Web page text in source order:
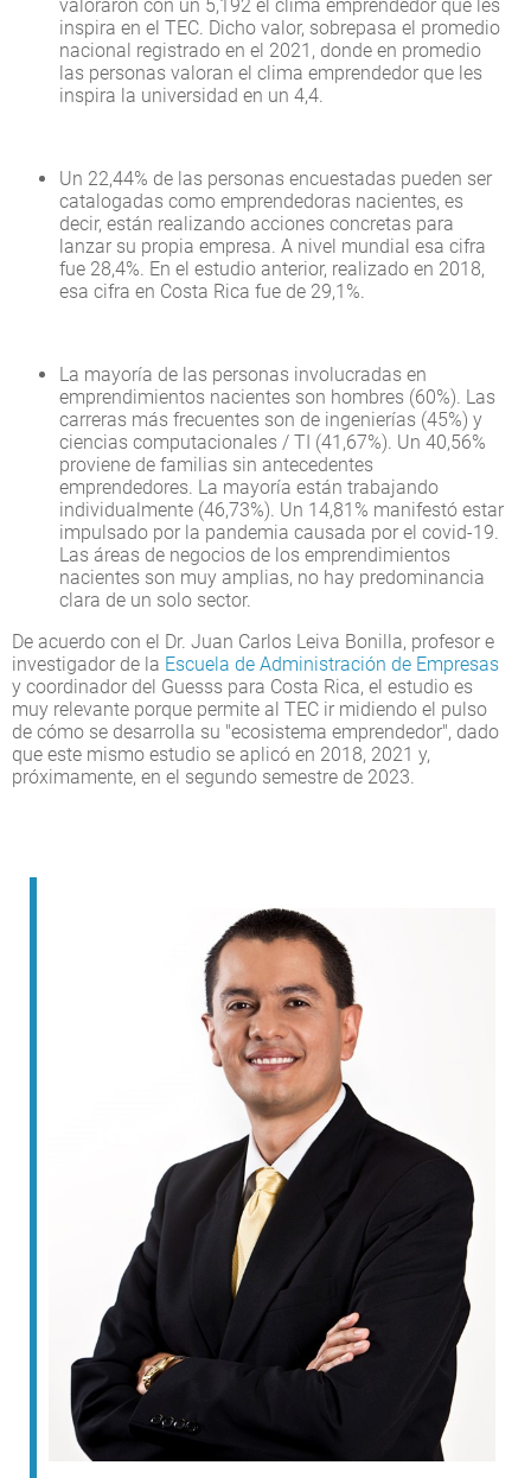
valoraron con un 5,192 el clima emprendedor que les
inspira en el TEC. Dicho valor, sobrepasa el promedio
nacional registrado en el 2021, donde en promedio
las personas valoran el clima emprendedor que les
inspira la universidad en un 4,4.
Un 22,44% de las personas encuestadas pueden ser
catalogadas como emprendedoras nacientes, es
decir, están realizando acciones concretas para
lanzar su propia empresa. A nivel mundial esa cifra
fue 28,4%. En el estudio anterior, realizado en 2018,
esa cifra en Costa Rica fue de 29,1%.
La mayoría de las personas involucradas en
emprendimientos nacientes son hombres (60%). Las
carreras más frecuentes son de ingenierías (45%) y
ciencias computacionales / TI (41,67%). Un 40,56%
proviene de familias sin antecedentes
emprendedores. La mayoría están trabajando
individualmente (46,73%). Un 14,81% manifestó estar
impulsado por la pandemia causada por el covid-19.
Las áreas de negocios de los emprendimientos
nacientes son muy amplias, no hay predominancia
clara de un solo sector.
De acuerdo con el Dr. Juan Carlos Leiva Bonilla, profesor e
investigador de la Escuela de Administración de Empresas
y coordinador del Guesss para Costa Rica, el estudio es
muy relevante porque permite al TEC ir midiendo el pulso
de cómo se desarrolla su "ecosistema emprendedor", dado
que este mismo estudio se aplicó en 2018, 2021 y,
próximamente, en el segundo semestre de 2023.